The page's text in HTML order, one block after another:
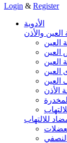
Login & Register
الأدوية
والأذن
العين
العين
العين
العين
الأذن
للالتهاب